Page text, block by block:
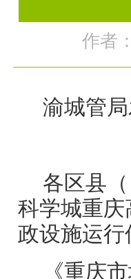
作者：
渝城管
各区县
科学城重
政设施运
《重庆